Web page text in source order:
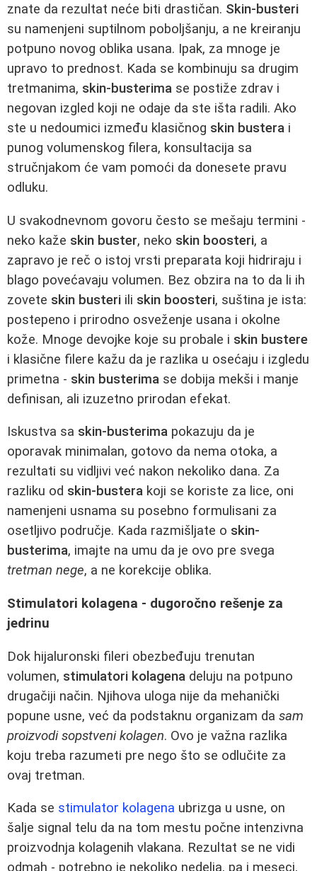
znate da rezultat neće biti drastičan. Skin-busteri
su namenjeni suptilnom poboljšanju, a ne kreiranju
potpuno novog oblika usana. Ipak, za mnoge je
upravo to prednost. Kada se kombinuju sa drugim
tretmanima, skin-busterima se postiže zdrav i
negovan izgled koji ne odaje da ste išta radili. Ako
ste u nedoumici između klasičnog skin bustera i
punog volumenskog filera, konsultacija sa
stručnjakom će vam pomoći da donesete pravu
odluku.
U svakodnevnom govoru često se mešaju termini -
neko kaže skin buster, neko skin boosteri, a
zapravo je reč o istoj vrsti preparata koji hidriraju i
blago povećavaju volumen. Bez obzira na to da li ih
zovete skin busteri ili skin boosteri, suština je ista:
postepeno i prirodno osveženje usana i okolne
kože. Mnoge devojke koje su probale i skin bustere
i klasične filere kažu da je razlika u osećaju i izgledu
primetna - skin busterima se dobija mekši i manje
definisan, ali izuzetno prirodan efekat.
Iskustva sa skin-busterima pokazuju da je
oporavak minimalan, gotovo da nema otoka, a
rezultati su vidljivi već nakon nekoliko dana. Za
razliku od skin-bustera koji se koriste za lice, oni
namenjeni usnama su posebno formulisani za
osetljivo područje. Kada razmišljate o skin-
busterima, imajte na umu da je ovo pre svega
tretman nege, a ne korekcije oblika.
Stimulatori kolagena - dugoročno rešenje za
jedrinu
Dok hijaluronski fileri obezbeđuju trenutan
volumen, stimulatori kolagena deluju na potpuno
drugačiji način. Njihova uloga nije da mehanički
popune usne, već da podstaknu organizam da sam
proizvodi sopstveni kolagen. Ovo je važna razlika
koju treba razumeti pre nego što se odlučite za
ovaj tretman.
Kada se stimulator kolagena ubrizga u usne, on
šalje signal telu da na tom mestu počne intenzivna
proizvodnja kolagenih vlakana. Rezultat se ne vidi
odmah - potrebno je nekoliko nedelja, pa i meseci,